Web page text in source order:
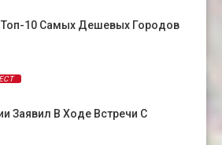
Топ-10 Самых Дешевых Городов
Заявил В Ходе Встречи С